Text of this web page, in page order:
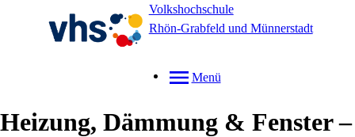
Volkshochschule
Rhön-Grabfeld und Münnerstadt
Menü
Heizung, Dämmung & Fenster –